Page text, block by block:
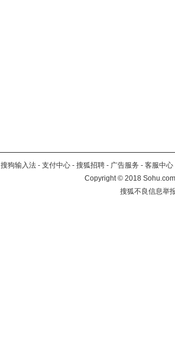
搜狗输入法 - 支付中心 - 搜狐招聘 - 广告服务 - 客服中心
Copyright©2018
搜狐不良信息举